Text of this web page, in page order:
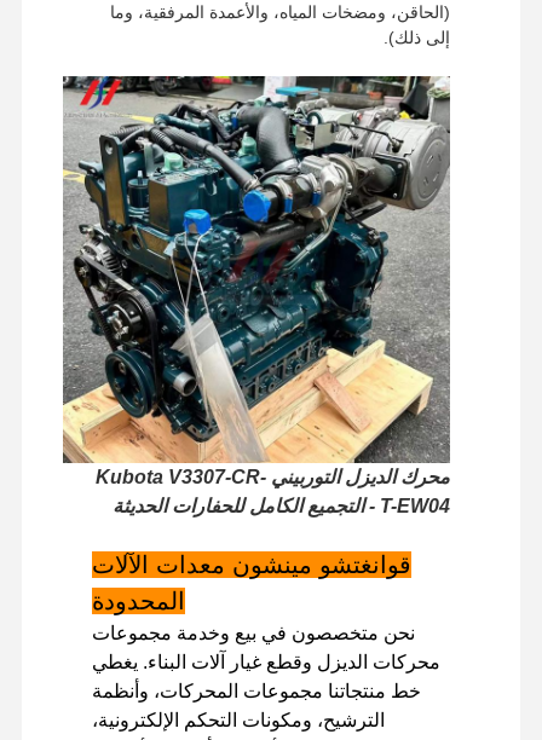
الصفحة
الرئيسية
المنتجات برنامج VR حولنا
جولة في
المصنع
مراقبة الجودة اتصل بنا أخبار
الحالات
محرك بيركنز
محرك يانمار
محرك إسوزو
محرك الكمون
(الحاقن، ومضخات المياه، والأعمدة المرفقية، وما
إلى ذلك).
محرك الديزل التوربيني Kubota V3307-CR-
T-EW04 - التجميع الكامل للحفارات الحديثة
قوانغتشو مينشون معدات الآلات
المحدودة
نحن متخصصون في بيع وخدمة مجموعات
محركات الديزل وقطع غيار آلات البناء. يغطي
خط منتجاتنا مجموعات المحركات، وأنظمة
الترشيح، ومكونات التحكم الإلكترونية،